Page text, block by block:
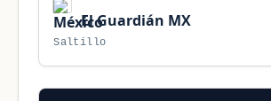
El Guardián MX
Saltillo